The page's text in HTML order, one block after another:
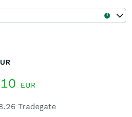
EUR
Tradegate